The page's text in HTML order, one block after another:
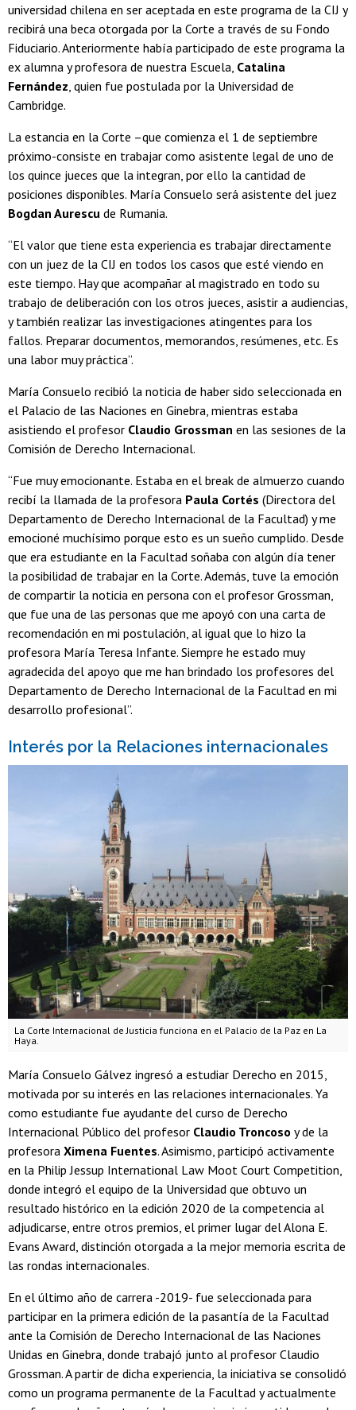
universidad chilena en ser aceptada en este programa de la CIJ y
recibirá una beca otorgada por la Corte a través de su Fondo
Fiduciario. Anteriormente había participado de este programa la
ex alumna y profesora de nuestra Escuela, Catalina
Fernández , quien fue postulada por la Universidad de
Cambridge.
La estancia en la Corte –que comienza el 1 de septiembre
próximo-consiste en trabajar como asistente legal de uno de
los quince jueces que la integran, por ello la cantidad de
posiciones disponibles. María Consuelo será asistente del juez
Bogdan Aurescu de Rumania.
“El valor que tiene esta experiencia es trabajar directamente
con un juez de la CIJ en todos los casos que esté viendo en
este tiempo. Hay que acompañar al magistrado en todo su
trabajo de deliberación con los otros jueces, asistir a audiencias,
y también realizar las investigaciones atingentes para los
fallos. Preparar documentos, memorandos, resúmenes, etc. Es
una labor muy práctica”.
María Consuelo recibió la noticia de haber sido seleccionada en
el Palacio de las Naciones en Ginebra, mientras estaba
asistiendo el profesor Claudio Grossman en las sesiones de la
Comisión de Derecho Internacional.
“Fue muy emocionante. Estaba en el break de almuerzo cuando
recibí la llamada de la profesora Paula Cortés (Directora del
Departamento de Derecho Internacional de la Facultad) y me
emocioné muchísimo porque esto es un sueño cumplido. Desde
que era estudiante en la Facultad soñaba con algún día tener
la posibilidad de trabajar en la Corte. Además, tuve la emoción
de compartir la noticia en persona con el profesor Grossman,
que fue una de las personas que me apoyó con una carta de
recomendación en mi postulación, al igual que lo hizo la
profesora María Teresa Infante. Siempre he estado muy
agradecida del apoyo que me han brindado los profesores del
Departamento de Derecho Internacional de la Facultad en mi
desarrollo profesional”.
Interés por la Relaciones internacionales
La Corte Internacional de Justicia funciona en el Palacio de la Paz en La
Haya.
María Consuelo Gálvez ingresó a estudiar Derecho en 2015,
motivada por su interés en las relaciones internacionales. Ya
como estudiante fue ayudante del curso de Derecho
Internacional Público del profesor Claudio Troncoso y de la
profesora Ximena Fuentes. Asimismo, participó activamente
en la Philip Jessup International Law Moot Court Competition,
donde integró el equipo de la Universidad que obtuvo un
resultado histórico en la edición 2020 de la competencia al
adjudicarse, entre otros premios, el primer lugar del Alona E.
Evans Award, distinción otorgada a la mejor memoria escrita de
las rondas internacionales.
En el último año de carrera -2019- fue seleccionada para
participar en la primera edición de la pasantía de la Facultad
ante la Comisión de Derecho Internacional de las Naciones
Unidas en Ginebra, donde trabajó junto al profesor Claudio
Grossman. A partir de dicha experiencia, la iniciativa se consolidó
como un programa permanente de la Facultad y actualmente